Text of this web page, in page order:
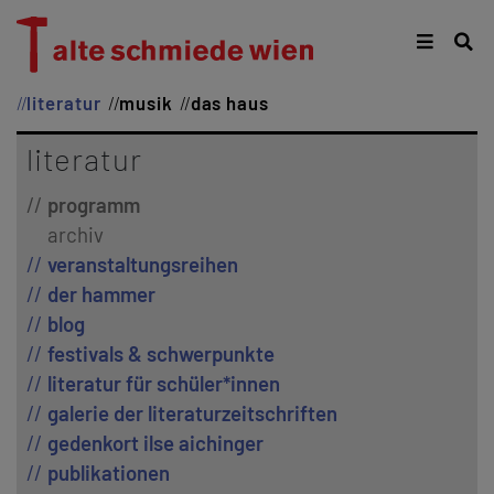
literatur musik das haus
literatur
programm
archiv
veranstaltungsreihen
der hammer
blog
festivals & schwerpunkte
literatur für schüler*innen
galerie der literaturzeitschriften
gedenkort ilse aichinger
publikationen